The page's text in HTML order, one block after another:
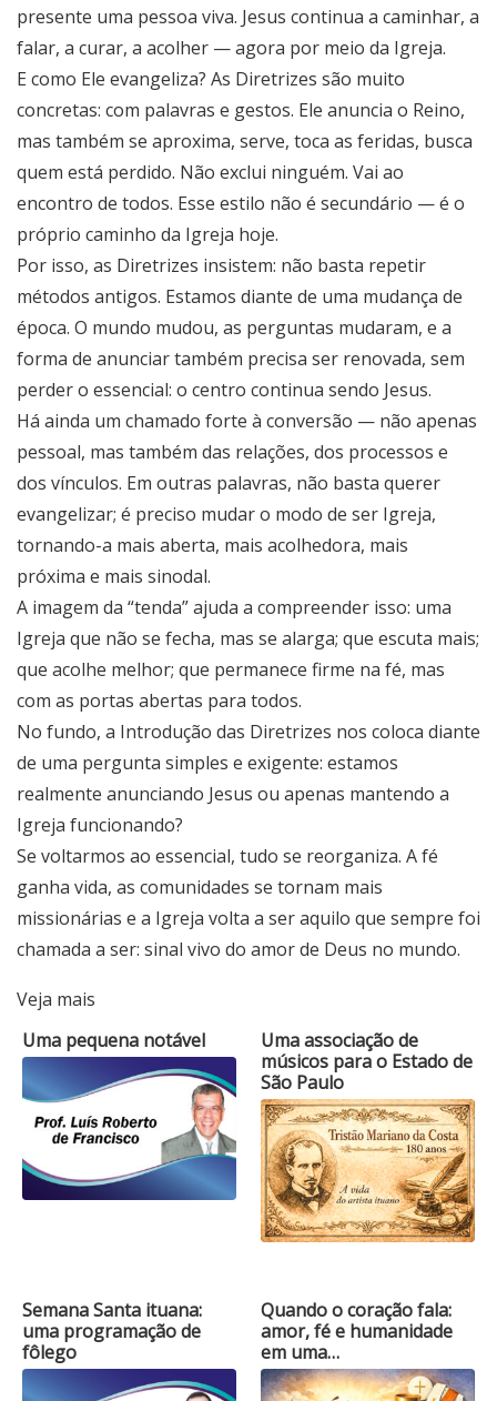
presente uma pessoa viva. Jesus continua a caminhar, a
falar, a curar, a acolher — agora por meio da Igreja.
E como Ele evangeliza? As Diretrizes são muito
concretas: com palavras e gestos. Ele anuncia o Reino,
mas também se aproxima, serve, toca as feridas, busca
quem está perdido. Não exclui ninguém. Vai ao
encontro de todos. Esse estilo não é secundário — é o
próprio caminho da Igreja hoje.
Por isso, as Diretrizes insistem: não basta repetir
métodos antigos. Estamos diante de uma mudança de
época. O mundo mudou, as perguntas mudaram, e a
forma de anunciar também precisa ser renovada, sem
perder o essencial: o centro continua sendo Jesus.
Há ainda um chamado forte à conversão — não apenas
pessoal, mas também das relações, dos processos e
dos vínculos. Em outras palavras, não basta querer
evangelizar; é preciso mudar o modo de ser Igreja,
tornando-a mais aberta, mais acolhedora, mais
próxima e mais sinodal.
A imagem da “tenda” ajuda a compreender isso: uma
Igreja que não se fecha, mas se alarga; que escuta mais;
que acolhe melhor; que permanece firme na fé, mas
com as portas abertas para todos.
No fundo, a Introdução das Diretrizes nos coloca diante
de uma pergunta simples e exigente: estamos
realmente anunciando Jesus ou apenas mantendo a
Igreja funcionando?
Se voltarmos ao essencial, tudo se reorganiza. A fé
ganha vida, as comunidades se tornam mais
missionárias e a Igreja volta a ser aquilo que sempre foi
chamada a ser: sinal vivo do amor de Deus no mundo.
Veja mais
Uma pequena notável
Uma associação de
músicos para o Estado de
São Paulo
Semana Santa ituana:
uma programação de
fôlego
Quando o coração fala:
amor, fé e humanidade
em uma…